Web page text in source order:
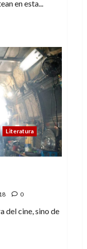
en esta...
Literatura
0
del cine, sino de